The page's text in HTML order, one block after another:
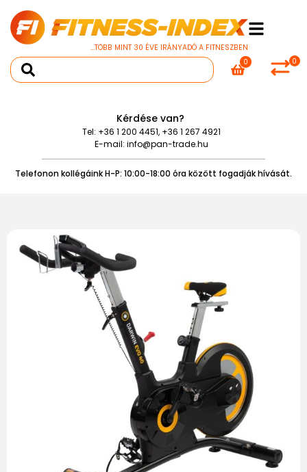
...TÖBB MINT 30 ÉVE IRÁNYADÓ A FITNESZBEN
0
0
Kérdése van?
Tel: +36 1 200 4451, +36 1 267 4921
E-mail: info@pan-trade.hu
Telefonon kollégáink H-P: 10:00-18:00 óra között fogadják hívását.